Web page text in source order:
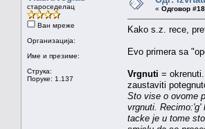
староседелац
Ван мреже
Организација:
Име и презиме:
Струка:
Поруке: 1.137
« Одговор
Kako s.z. rece,
Evo primera sa
Vrgnuti = okrenuti.
zaustaviti
Sto vise o ovome
vrgnuti.
tacke je u tome